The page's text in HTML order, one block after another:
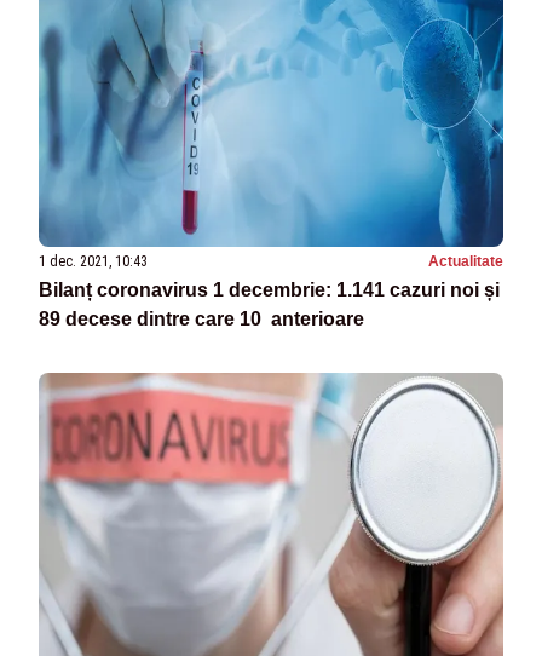
1 dec. 2021, 10:43 Actualitate
Bilanț coronavirus 1 decembrie: 1.141 cazuri noi și
89 decese dintre care 10 anterioare